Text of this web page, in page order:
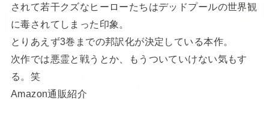
されて若干クズなヒーローたちはデッドプールの世界観
に毒されてしまった印象。
とりあえず3巻までの邦訳化が決定している本作。
次作では悪霊と戦うとか、もうついていけない気もす
る。笑
Amazon通販紹介